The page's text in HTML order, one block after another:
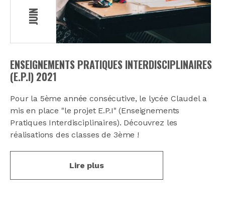
JUIN
ENSEIGNEMENTS PRATIQUES INTERDISCIPLINAIRES
(E.P.I) 2021
Pour la 5ème année consécutive, le lycée Claudel a
mis en place "le projet E.P.I" (Enseignements
Pratiques Interdisciplinaires). Découvrez les
réalisations des classes de 3ème !
Lire plus